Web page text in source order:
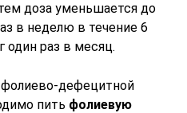
доза уменьшается до
в неделю в течение 6
один раз в месяц.
фолиево-дефецитной
пить фолиевую